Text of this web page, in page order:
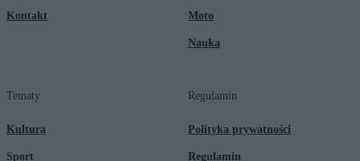
Kontakt Moto
Nauka
Tematy
Kultura
Sport
Regulamin
Polityka prywatności
Regulamin